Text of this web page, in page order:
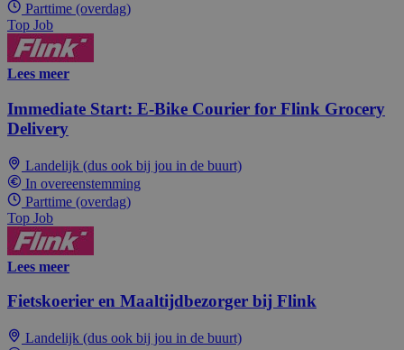
Parttime (overdag)
Top Job
Lees meer
Immediate Start: E-Bike Courier for Flink Grocery
Delivery
Landelijk (dus ook bij jou in de buurt)
In overeenstemming
Parttime (overdag)
Top Job
Lees meer
Fietskoerier en Maaltijdbezorger bij Flink
Landelijk (dus ook bij jou in de buurt)